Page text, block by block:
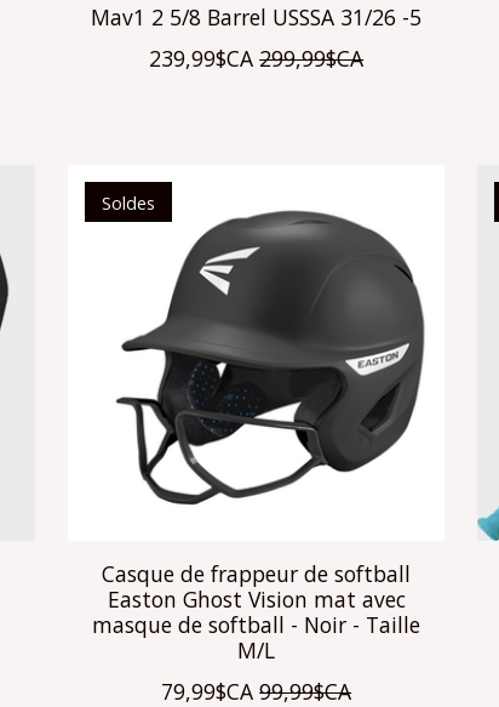
Mav1 2 5/8 Barrel USSSA 31/26 -5
239,99$CA 299,99$CA
Soldes
Casque de frappeur de softball
Easton Ghost Vision mat avec
masque de softball - Noir - Taille
M/L
79,99$CA 99,99$CA